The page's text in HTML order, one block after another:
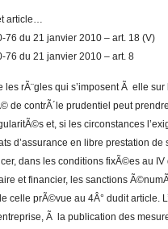
article…
76 du 21 janvier 2010 – art. 18 (V)
76 du 21 janvier 2010 – art. 8
rÃ¨gles qui s’imposent Ã elle
de contrÃ´le prudentiel peut
et, si les circonstances
d’assurance en libre prestation
dans les conditions fixÃ©es au IV
et financier, les sanctions
celle prÃ©vue au 4Â° dudit article.
Ã la publication des